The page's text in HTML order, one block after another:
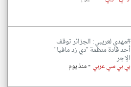
#مهدي لعريبي: الجزائر توقف
أحد قادة منظمة "دي زد مافيا"
الإجر
بي بي سي عربي -منذ يوم